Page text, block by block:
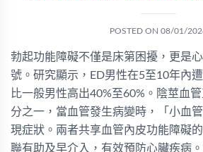
POSTED ON 08/01/
勃起功能障礙不僅是床第困擾，更是
號。研究顯示，ED男性在5至10年內
比一般男性高出40%至60%。陰莖血
分之一，當血管發生病變時，「小血
現症狀。兩者共享血管內皮功能障礙
聯有助及早介入，有效預防心臟疾病。